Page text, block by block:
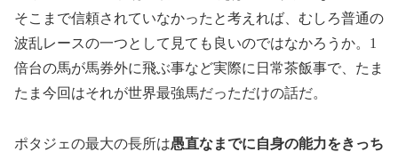
そこまで信頼されていなかったと考えれば、むしろ普通の
波乱レースの一つとして見ても良いのではなかろうか。1
倍台の馬が馬券外に飛ぶ事など実際に日常茶飯事で、たま
たま今回はそれが世界最強馬だっただけの話だ。
ポタジェの最大の長所は愚直なまでに自身の能力をきっち